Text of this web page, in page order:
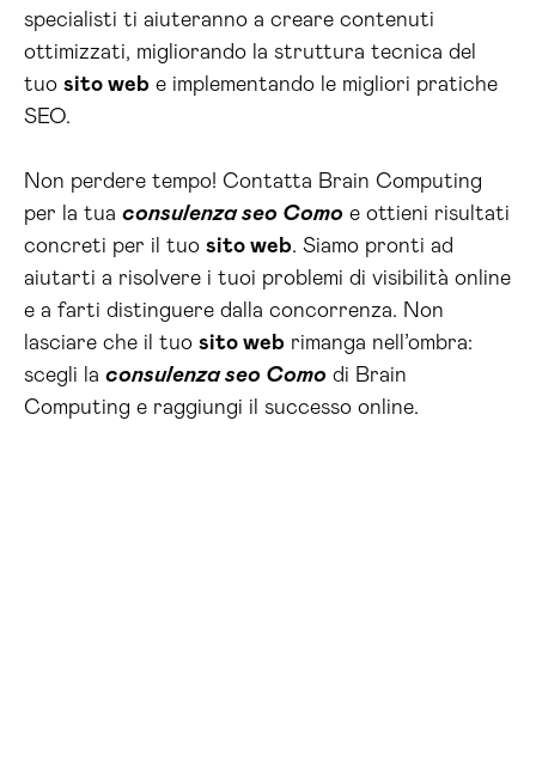
specialisti ti aiuteranno a creare contenuti
ottimizzati, migliorando la struttura tecnica del
tuo sito web e implementando le migliori pratiche
SEO.
Non perdere tempo! Contatta Brain Computing
per la tua consulenza seo Como e ottieni risultati
concreti per il tuo sito web. Siamo pronti ad
aiutarti a risolvere i tuoi problemi di visibilità online
e a farti distinguere dalla concorrenza. Non
lasciare che il tuo sito web rimanga nell’ombra:
scegli la consulenza seo Como di Brain
Computing e raggiungi il successo online.